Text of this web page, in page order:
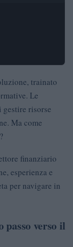
trainato
Le
gestire risorse
Ma come
finanziario
esperienza e
per navigare in
verso il